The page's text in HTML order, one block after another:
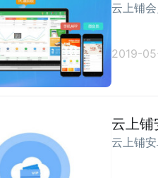
云上铺
2019-
云上铺
云上铺